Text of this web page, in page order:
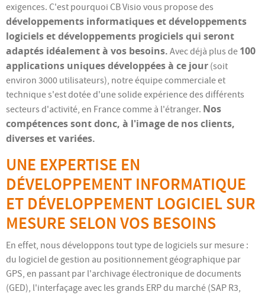
exigences. C'est pourquoi CB Visio vous propose des
développements informatiques et développements
logiciels et développements progiciels qui seront
adaptés idéalement à vos besoins. Avec déjà plus de 100
applications uniques développées à ce jour (soit
environ 3000 utilisateurs), notre équipe commerciale et
technique s'est dotée d'une solide expérience des différents
secteurs d'activité, en France comme à l'étranger. Nos
compétences sont donc, à l'image de nos clients,
diverses et variées.
UNE EXPERTISE EN
DÉVELOPPEMENT INFORMATIQUE
ET DÉVELOPPEMENT LOGICIEL SUR
MESURE SELON VOS BESOINS
En effet, nous développons tout type de logiciels sur mesure :
du logiciel de gestion au positionnement géographique par
GPS, en passant par l'archivage électronique de documents
(GED), l'interfaçage avec les grands ERP du marché (SAP R3,